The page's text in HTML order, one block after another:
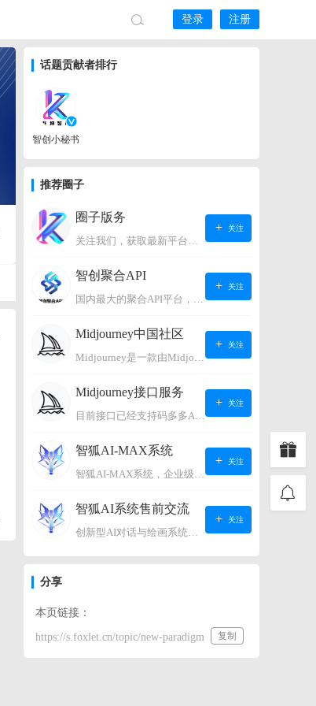
登录 注册
话题贡献者排行
智创小秘书
推荐圈子
圈子版务
关注我们，获取最新平台动态。
关注
智创聚合API
国内最大的聚合API平台，支持OpenAI、阿里、智谱、360、讯飞、百度等国内外大语言模型。https://s.lconai.com/
关注
Midjourney中国社区
Midjourney是一款由Midjourney有限公司开发的数字艺术工具软件，具有生成虚拟世界的强大能力，可根据用户输入的文字或语音在虚拟世界中生成对应场景，使用户能够探索和创造自己的数字艺术作品。
关注
Midjourney接口服务
目前接口已经支持码多多AI系统、小狐狸AI系统，如需其它接口请联系微信客服：lonconst
关注
智狐AI-MAX系统
智狐AI-MAX系统，企业级AI知识库，可以进行AI对话、AI应用，拥有强大的第三方对接能力。适用企业智能客服、企业智能文档、专家顾问助理等多种企业级商业场景，具有较大的商业使用价值。 如需购买请联系客服微信：lonconst
关注
智狐AI系统售前交流
创新型AI对话与绘画系统（非官方） 如需购买请联系微信客服：lonconst
关注
分享
本页链接：
https://s.foxlet.cn/topic/new-paradigm 复制